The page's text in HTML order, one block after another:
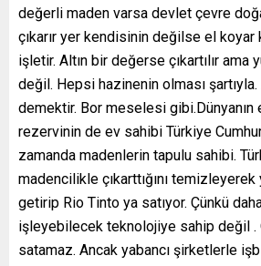
değerli maden varsa devlet çevre
çıkarır yer kendisinin değilse el koyar
işletir. Altın bir değerse çıkartılır ama
değil. Hepsi hazinenin olması
demektir. Bor meselesi gibi.Dünyanın
rezervinin de ev sahibi Türkiye
zamanda madenlerin tapulu sahibi.
madencilikle çıkarttığını temizleyerek
getirip Rio Tinto ya satıyor. Çünkü
işleyebilecek teknolojiye sahip değil .
satamaz. Ancak yabancı şirketlerle